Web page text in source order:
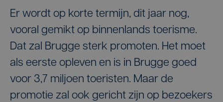
Er wordt op korte termijn, dit jaar nog,
vooral gemikt op binnenlands toerisme.
Dat zal Brugge sterk promoten. Het moet
als eerste opleven en is in Brugge goed
voor 3,7 miljoen toeristen. Maar de
promotie zal ook gericht zijn op bezoekers